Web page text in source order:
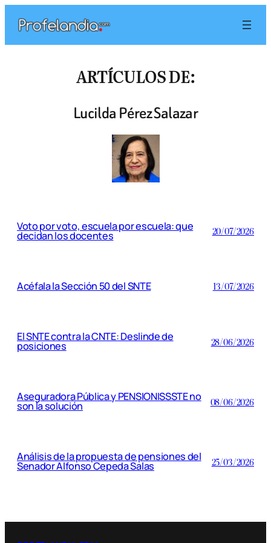
contenido
ARTÍCULOS DE:
Lucilda Pérez Salazar
Voto por voto, escuela por escuela: que
decidan los docentes 20/07/2026
Acéfala la Sección 50 del SNTE 13/07/2026
El SNTE contra la CNTE: Deslinde de
posiciones 28/06/2026
Aseguradora Pública y PENSIONISSSTE no
son la solución 08/06/2026
Análisis de la propuesta de pensiones del
Senador Alfonso Cepeda Salas 25/03/2026